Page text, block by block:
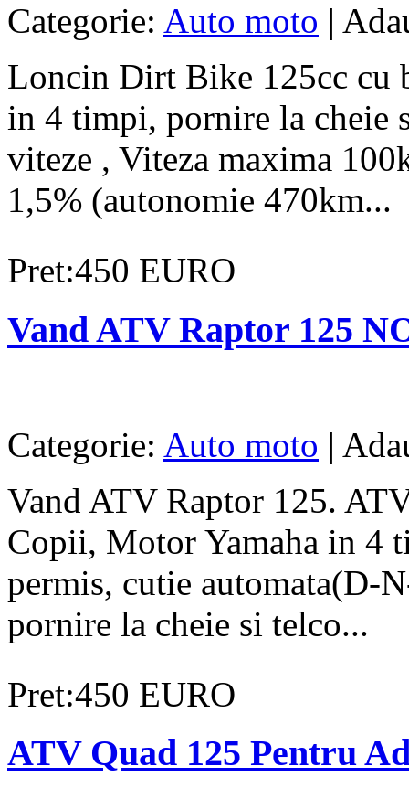
Categorie: Auto moto |
Loncin Dirt Bike 125cc cu
in 4 timpi, pornire la cheie
viteze , Viteza maxima
1,5% (autonomie 470km...
Pret:450 EURO
Vand ATV Raptor 125
Categorie: Auto moto |
Vand ATV Raptor 125.
Copii, Motor Yamaha in 4
permis, cutie automata(D-
pornire la cheie si telco...
Pret:450 EURO
ATV Quad 125 Pentru